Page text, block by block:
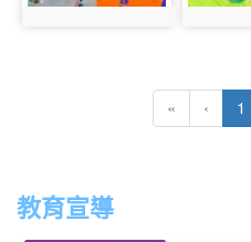
« ‹ 1
教育宣導